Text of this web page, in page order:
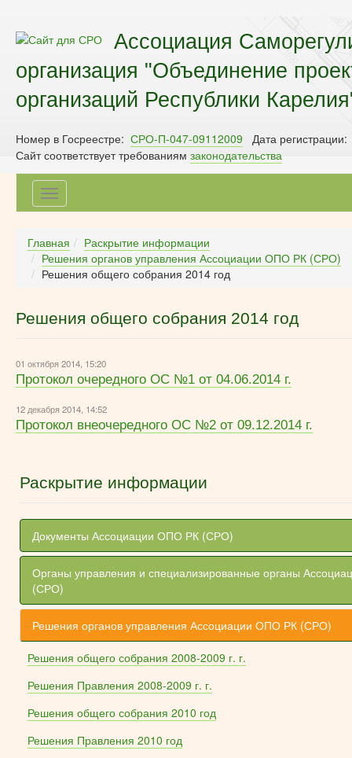
Ассоциация
организация "Объединение
организаций Республики
Номер в Госреестре: СРО-П-047-09112009 Дата
Сайт соответствует требованиям законодательства
Toggle
navigation
Главная
Раскрытие информации
Решения органов управления Ассоциации ОПО РК (СРО)
Решения общего собрания 2014 год
Решения общего собрания 2014 год
01 октября 2014, 15:20
Протокол очередного ОС №1 от 04.06.2014 г.
12 декабря 2014, 14:52
Протокол внеочередного ОС №2 от 09.12.2014 г.
Раскрытие информации
Документы Ассоциации ОПО РК (СРО)
Органы управления и специализированные органы
(СРО)
Решения органов управления Ассоциации ОПО РК (СРО)
Решения общего собрания 2008-2009 г. г.
Решения Правления 2008-2009 г. г.
Решения общего собрания 2010 год
Решения Правления 2010 год